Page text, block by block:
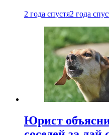
2 года спустя2 года
Юрист